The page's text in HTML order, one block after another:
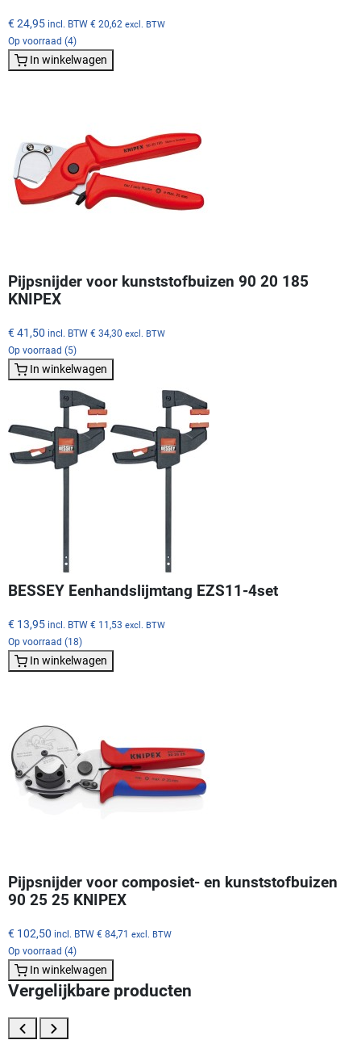
€ 24,95 incl. BTW € 20,62 excl. BTW
Op voorraad (4)
In winkelwagen
Pijpsnijder voor kunststofbuizen 90 20 185
KNIPEX
€ 41,50 incl. BTW € 34,30 excl. BTW
Op voorraad (5)
In winkelwagen
BESSEY Eenhandslijmtang EZS11-4set
€ 13,95 incl. BTW € 11,53 excl. BTW
Op voorraad (18)
In winkelwagen
Pijpsnijder voor composiet- en kunststofbuizen
90 25 25 KNIPEX
€ 102,50 incl. BTW € 84,71 excl. BTW
Op voorraad (4)
In winkelwagen
Vergelijkbare producten